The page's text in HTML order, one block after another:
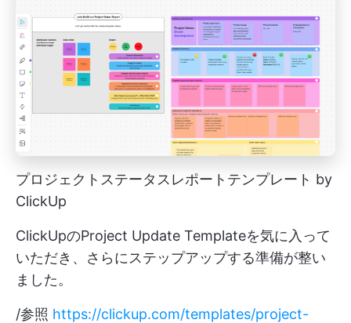
プロジェクトステータスレポートテンプレート by
ClickUp
ClickUpのProject Update Templateを気に入って
いただき、さらにステップアップする準備が整い
ました。
/参照 https://clickup.com/templates/project-